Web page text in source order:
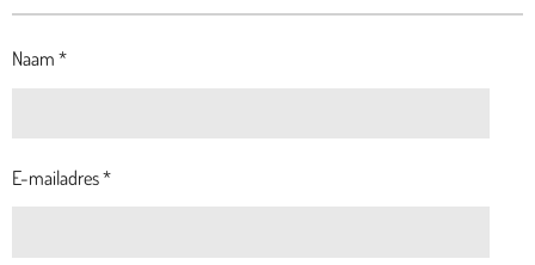
Naam *
E-mailadres *